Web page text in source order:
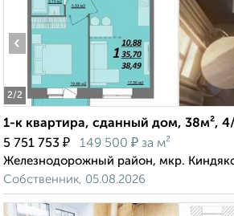
2/2
‹
1-к квартира, сданный дом, 38м²,
5 751 753 ₽ 149 500 ₽ за м²
Железнодорожный район, мкр.
Собственник, 05.08.2026